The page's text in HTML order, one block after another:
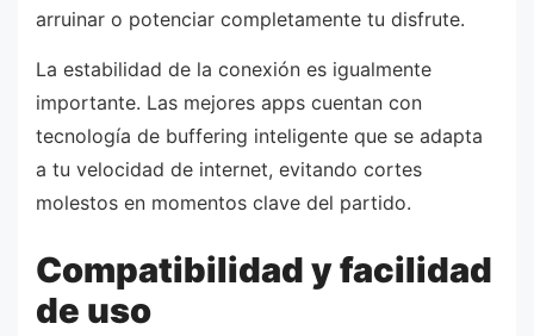
arruinar o potenciar completamente tu disfrute.
La estabilidad de la conexión es igualmente
importante. Las mejores apps cuentan con
tecnología de buffering inteligente que se adapta
a tu velocidad de internet, evitando cortes
molestos en momentos clave del partido.
Compatibilidad y facilidad
de uso